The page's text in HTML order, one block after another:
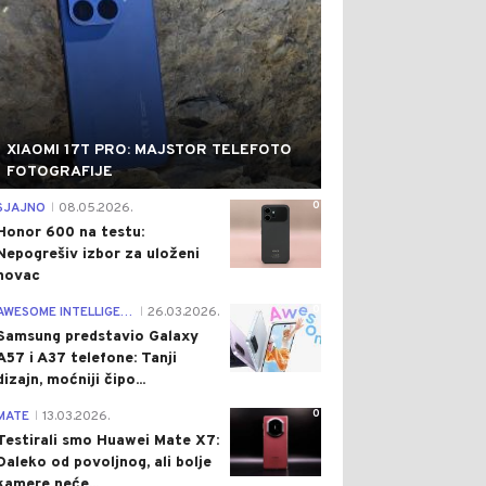
XIAOMI 17T PRO: MAJSTOR TELEFOTO
FOTOGRAFIJE
0
08.05.2026.
600 na testu:
izbor za uloženi
AWESOME INTELLIGENCE 26.03.2026.
predstavio Galaxy
i A37 telefone: Tanji
moćniji čipo...
0
13.03.2026.
smo Huawei Mate X7:
od povoljnog, ali bolje